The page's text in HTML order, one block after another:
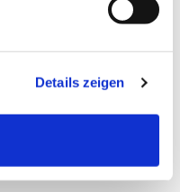
Details zeigen